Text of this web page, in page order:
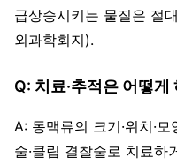
급상승시키는 물질은 절
외과학회지).
Q: 치료·추적은 어떻게
A: 동맥류의 크기·위치·
술·클립 결찰술로 치료